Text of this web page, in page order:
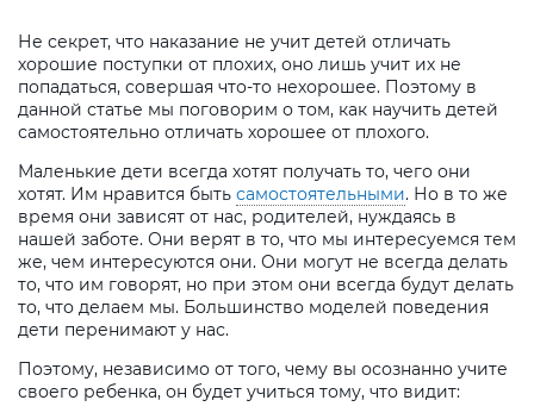
Не секрет, что наказание не учит детей отличать
хорошие поступки от плохих, оно лишь учит их не
попадаться, совершая что-то нехорошее. Поэтому в
данной статье мы поговорим о том, как научить детей
самостоятельно отличать хорошее от плохого.
Маленькие дети всегда хотят получать то, чего они
хотят. Им нравится быть самостоятельными. Но в то же
время они зависят от нас, родителей, нуждаясь в
нашей заботе. Они верят в то, что мы интересуемся тем
же, чем интересуются они. Они могут не всегда делать
то, что им говорят, но при этом они всегда будут делать
то, что делаем мы. Большинство моделей поведения
дети перенимают у нас.
Поэтому, независимо от того, чему вы осознанно учите
своего ребенка, он будет учиться тому, что видит: